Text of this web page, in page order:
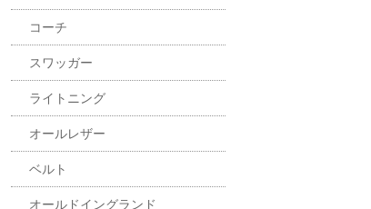
コーチ
スワッガー
ライトニング
オールレザー
ベルト
オールドイングランド